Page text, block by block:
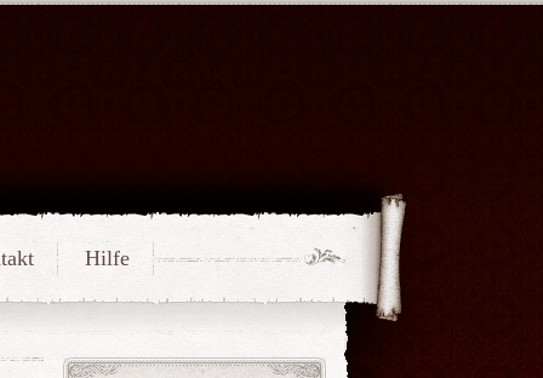
Hilfe